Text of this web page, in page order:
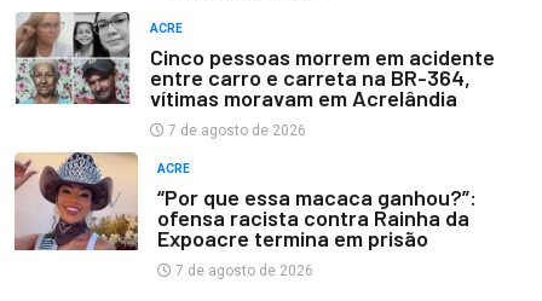
ACRE
Cinco pessoas morrem em acidente
entre carro e carreta na BR-364,
vítimas moravam em Acrelândia
7 de agosto de 2026
ACRE
“Por que essa macaca ganhou?”:
ofensa racista contra Rainha da
Expoacre termina em prisão
7 de agosto de 2026